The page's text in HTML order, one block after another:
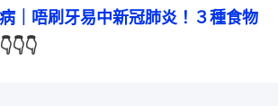
｜唔刷牙易中新冠肺炎！３種食物
👇👇👇